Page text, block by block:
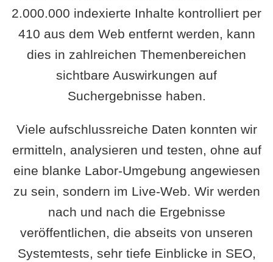
2.000.000 indexierte Inhalte kontrolliert per
410 aus dem Web entfernt werden, kann
dies in zahlreichen Themenbereichen
sichtbare Auswirkungen auf
Suchergebnisse haben.
Viele aufschlussreiche Daten konnten wir
ermitteln, analysieren und testen, ohne auf
eine blanke Labor-Umgebung angewiesen
zu sein, sondern im Live-Web. Wir werden
nach und nach die Ergebnisse
veröffentlichen, die abseits von unseren
Systemtests, sehr tiefe Einblicke in SEO,